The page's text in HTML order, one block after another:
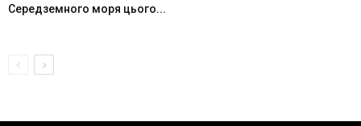
Середземного моря цього...